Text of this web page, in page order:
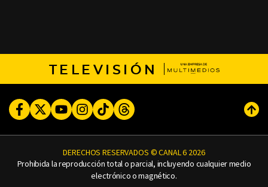
TELEVISIÓN
FacebookTwitterYoutubeInstagram
TikTokThreads
DERECHOS RESERVADOS © CANAL 6 2026
Prohibida la reproducción total o parcial, incluyendo cualquier medio
electrónico o magnético.